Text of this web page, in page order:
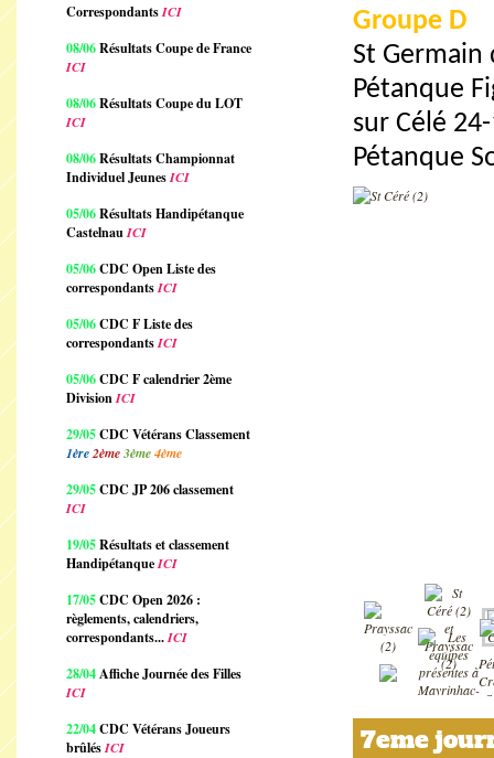
CorrespondantsICI
08/06Résultats Coupe de France
ICI
08/06Résultats Coupe du LOT
ICI
08/06Résultats Championnat
Individuel JeunesICI
05/06Résultats Handipétanque
CastelnauICI
05/06CDC Open Liste des
correspondantsICI
05/06CDC F Liste des
correspondantsICI
05/06CDC F calendrier 2ème
DivisionICI
29/05CDC Vétérans Classement
1ère2ème3ème4ème
29/05CDC JP 206 classement
ICI
19/05Résultats et classement
HandipétanqueICI
17/05CDC Open 2026 :
règlements, calendriers,
correspondants...ICI
28/04Affiche Journée des Filles
ICI
22/04CDC Vétérans Joueurs
brûlésICI
Groupe D
St Germain
Pétanque
sur Célé
Pétanque
7eme